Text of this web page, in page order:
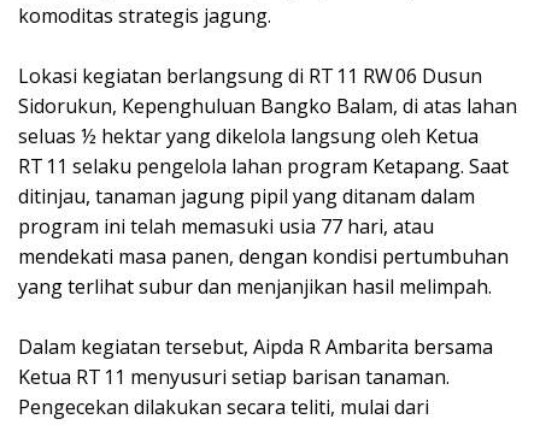
komoditas strategis jagung.
Lokasi kegiatan berlangsung di RT 11 RW 06 Dusun
Sidorukun, Kepenghuluan Bangko Balam, di atas lahan
seluas ½ hektar yang dikelola langsung oleh Ketua
RT 11 selaku pengelola lahan program Ketapang. Saat
ditinjau, tanaman jagung pipil yang ditanam dalam
program ini telah memasuki usia 77 hari, atau
mendekati masa panen, dengan kondisi pertumbuhan
yang terlihat subur dan menjanjikan hasil melimpah.
Dalam kegiatan tersebut, Aipda R Ambarita bersama
Ketua RT 11 menyusuri setiap barisan tanaman.
Pengecekan dilakukan secara teliti, mulai dari